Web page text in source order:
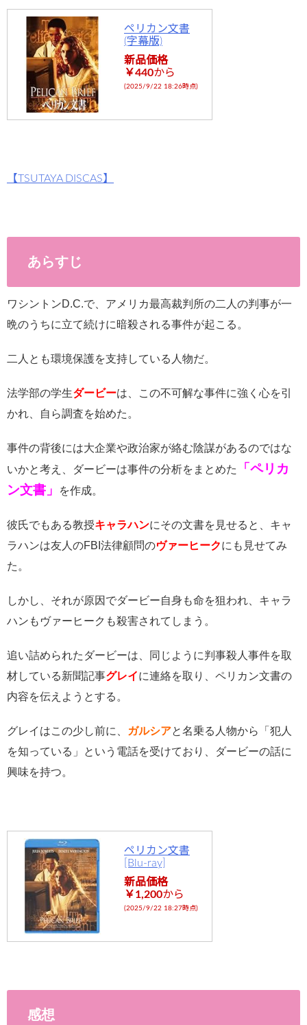
ペリカン文書
(字幕版)
新品価格
￥440から
(2025/9/22 18:26時点)
【TSUTAYA DISCAS】
あらすじ
ワシントンD.C.で、アメリカ最高裁判所の二人の判事が一
晩のうちに立て続けに暗殺される事件が起こる。
二人とも環境保護を支持している人物だ。
法学部の学生ダービーは、この不可解な事件に強く心を引
かれ、自ら調査を始めた。
事件の背後には大企業や政治家が絡む陰謀があるのではな
いかと考え、ダービーは事件の分析をまとめた
「ペリカ
ン文書」
を作成。
彼氏でもある教授キャラハンにその文書を見せると、キャ
ラハンは友人のFBI法律顧問のヴァーヒークにも見せてみ
た。
しかし、それが原因でダービー自身も命を狙われ、キャラ
ハンもヴァーヒークも殺害されてしまう。
追い詰められたダービーは、同じように判事殺人事件を取
材している新聞記事グレイに連絡を取り、ペリカン文書の
内容を伝えようとする。
グレイはこの少し前に、 ガルシアと名乗る人物から「犯人
を知っている」という電話を受けており、ダービーの話に
興味を持つ。
ペリカン文書
[Blu-ray]
新品価格
￥1,200から
(2025/9/22 18:27時点)
感想